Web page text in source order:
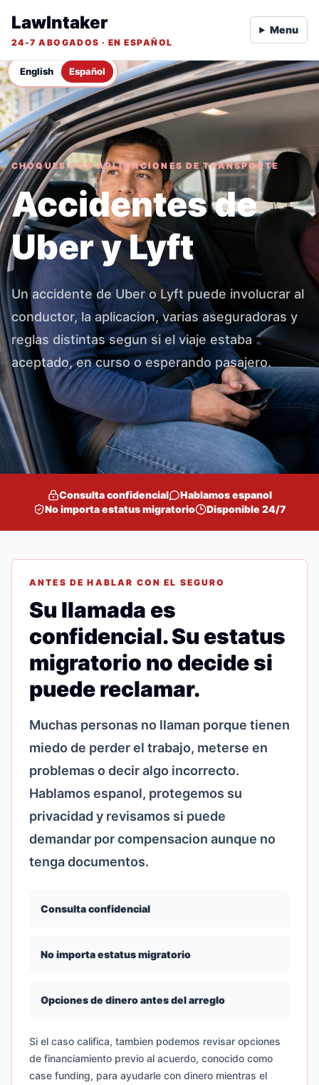
English Español
LawIntaker
24-7 ABOGADOS · EN ESPAÑOL
Menu
CHOQUES CON APLICACIONES DE TRANSPORTE
Accidentes de
Uber y Lyft
Un accidente de Uber o Lyft puede involucrar al
conductor, la aplicacion, varias aseguradoras y
reglas distintas segun si el viaje estaba
aceptado, en curso o esperando pasajero.
Consulta confidencial
Hablamos espanol
No importa estatus migratorio
Disponible 24/7
ANTES DE HABLAR CON EL SEGURO
Su llamada es
confidencial. Su estatus
migratorio no decide si
puede reclamar.
Muchas personas no llaman porque tienen
miedo de perder el trabajo, meterse en
problemas o decir algo incorrecto.
Hablamos espanol, protegemos su
privacidad y revisamos si puede
demandar por compensacion aunque no
tenga documentos.
Consulta confidencial
No importa estatus migratorio
Opciones de dinero antes del arreglo
Si el caso califica, tambien podemos revisar opciones
de financiamiento previo al acuerdo, conocido como
case funding, para ayudarle con dinero mientras el